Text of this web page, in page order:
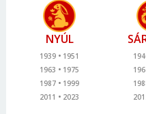
NYÚL
1939
1951
1963
1975
1987
1999
2011
2023